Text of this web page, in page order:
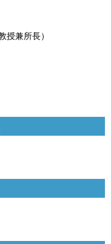
授兼所長）